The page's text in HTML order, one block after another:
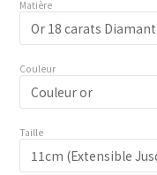
Matière
Couleur
Taille